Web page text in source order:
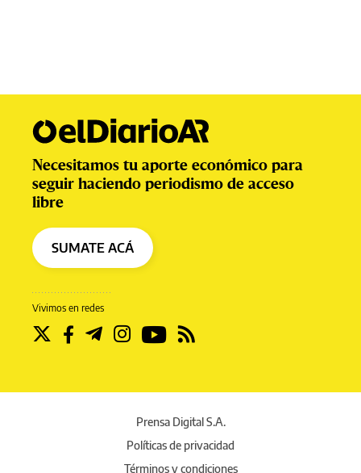
Vivimos en redes
Necesitamos tu aporte económico para
seguir haciendo periodismo de acceso
libre
SUMATE ACÁ
Prensa Digital S.A.
Políticas de privacidad
Términos y condiciones